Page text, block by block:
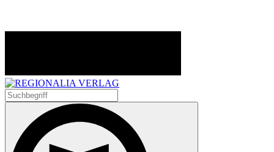
Suchen
nach: